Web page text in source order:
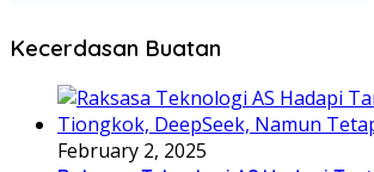
Kecerdasan Buatan
February 2, 2025